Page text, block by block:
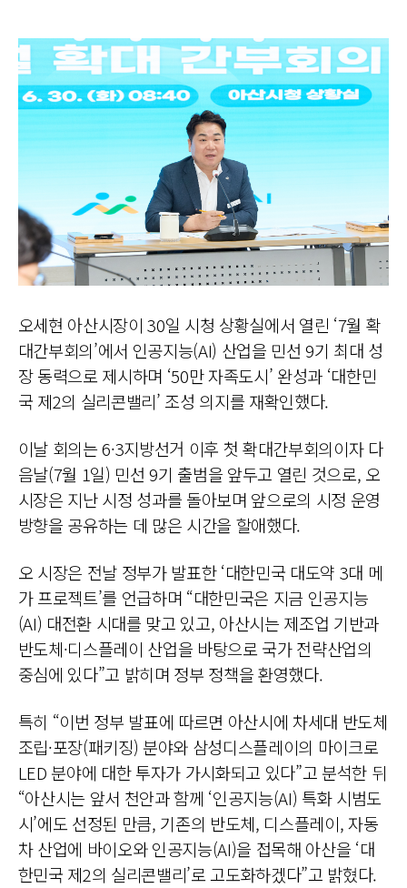
오세현 아산시장이 30일 시청 상황실에서 열린 ‘7월 확
대간부회의’에서 인공지능(AI) 산업을 민선 9기 최대 성
장 동력으로 제시하며 ‘50만 자족도시’ 완성과 ‘대한민
국 제2의 실리콘밸리’ 조성 의지를 재확인했다.
이날 회의는 6·3지방선거 이후 첫 확대간부회의이자 다
음날(7월 1일) 민선 9기 출범을 앞두고 열린 것으로, 오
시장은 지난 시정 성과를 돌아보며 앞으로의 시정 운영
방향을 공유하는 데 많은 시간을 할애했다.
오 시장은 전날 정부가 발표한 ‘대한민국 대도약 3대 메
가 프로젝트’를 언급하며 “대한민국은 지금 인공지능
(AI) 대전환 시대를 맞고 있고, 아산시는 제조업 기반과
반도체·디스플레이 산업을 바탕으로 국가 전략산업의
중심에 있다”고 밝히며 정부 정책을 환영했다.
특히 “이번 정부 발표에 따르면 아산시에 차세대 반도체
조립·포장(패키징) 분야와 삼성디스플레이의 마이크로
LED 분야에 대한 투자가 가시화되고 있다”고 분석한 뒤
“아산시는 앞서 천안과 함께 ‘인공지능(AI) 특화 시범도
시’에도 선정된 만큼, 기존의 반도체, 디스플레이, 자동
차 산업에 바이오와인공지능(AI)을 접목해 아산을 ‘대
한민국 제2의 실리콘밸리’로 고도화하겠다”고 밝혔다.